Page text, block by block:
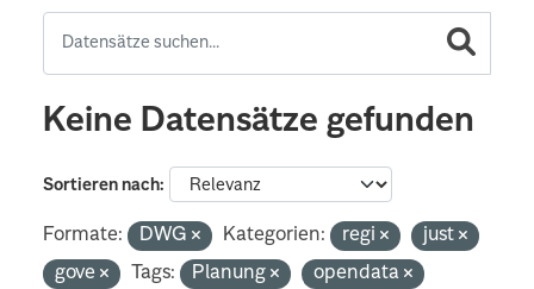
Keine Datensätze gefunden
Sortieren nach
Formate: DWG Kategorien: regi
just
gove
Tags: Planung
opendata